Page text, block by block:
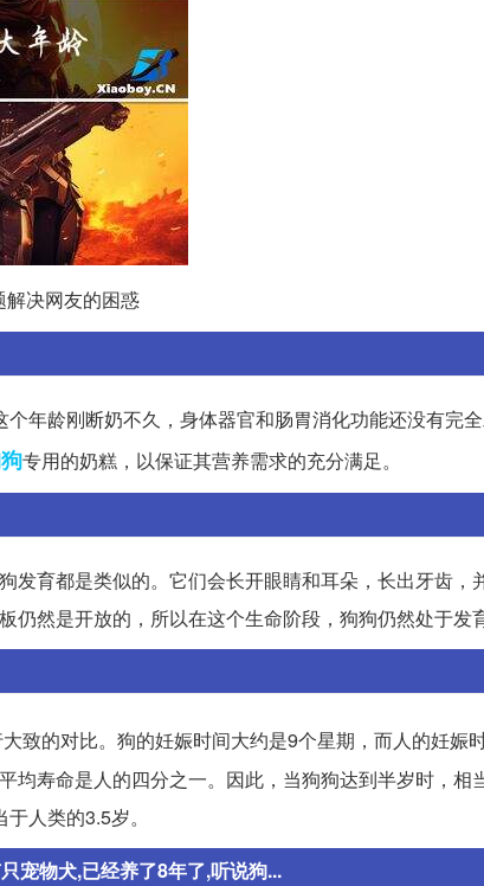
解决网友的困惑
年龄刚断奶不久，身体器官和肠胃消化功能还没有完
专用的奶糕，以保证其营养需求的充分满足。
发育都是类似的。它们会长开眼睛和耳朵，长出牙齿
仍然是开放的，所以在这个生命阶段，狗狗仍然处于发
致的对比。狗的妊娠时间大约是9个星期，而人的妊娠
均寿命是人的四分之一。因此，当狗狗达到半岁时，
人类的3.5岁。
宠物犬,已经养了8年了,听说狗...